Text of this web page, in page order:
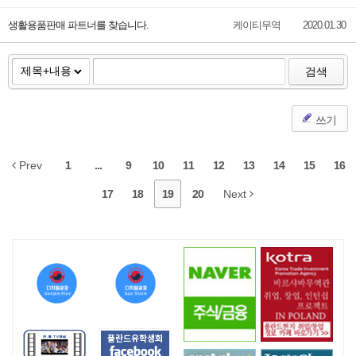
생활용품판매 파트너를 찾습니다. 케이티무역 2020.01.30
검색
쓰기
Prev 1 ... 9 10 11 12 13 14 15 16
17 18 19 20 Next